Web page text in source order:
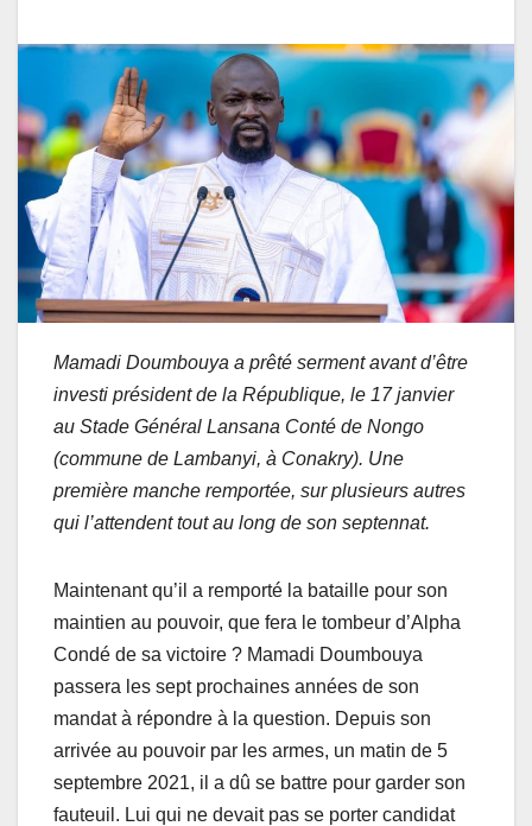
Mamadi Doumbouya a prêté serment avant d’être
investi président de la République, le 17 janvier
au Stade Général Lansana Conté de Nongo
(commune de Lambanyi, à Conakry). Une
première manche remportée, sur plusieurs autres
qui l’attendent tout au long de son septennat.
Maintenant qu’il a remporté la bataille pour son
maintien au pouvoir, que fera le tombeur d’Alpha
Condé de sa victoire ? Mamadi Doumbouya
passera les sept prochaines années de son
mandat à répondre à la question. Depuis son
arrivée au pouvoir par les armes, un matin de 5
septembre 2021, il a dû se battre pour garder son
fauteuil. Lui qui ne devait pas se porter candidat